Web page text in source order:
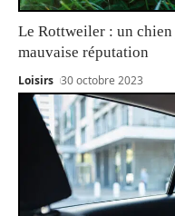
Le Rottweiler : un
mauvaise réputation
Loisirs 30 octobre 2023